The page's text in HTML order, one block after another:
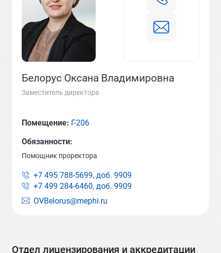
Белорус Оксана Владимировна
Заместитель директора
OVBelorus@mephi.ru
Помещение: Г-206
Обязанности:
Помощник проректора
+7 495 788-5699, доб. 9909
+7 499 284-6460, доб. 9909
отдел лицензирования и аккредитации